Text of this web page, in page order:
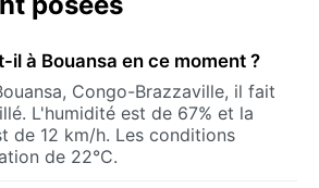
il à Bouansa en ce moment ?
Congo-Brazzaville, il fait
L'humidité est de 67% et la
de 12 km/h. Les conditions
de 22°C.